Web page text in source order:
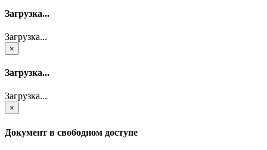
Загрузка...
Загрузка...
×
Загрузка...
Загрузка...
×
Документ в свободном доступе